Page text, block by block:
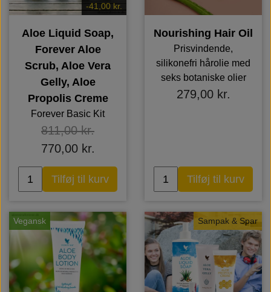
-41,00 kr.
Aloe Liquid Soap,
Forever Aloe
Scrub, Aloe Vera
Gelly, Aloe
Propolis Creme
Forever Basic Kit
811,00 kr.
770,00 kr.
Tilføj til kurv
Nourishing Hair Oil
Prisvindende,
silikonefri hårolie med
seks botaniske olier
279,00 kr.
Tilføj til kurv
Vegansk Sampak & Spar